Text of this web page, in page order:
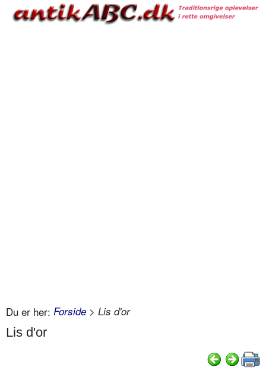
Du er her: Forside > Lis d'or
Lis d'or